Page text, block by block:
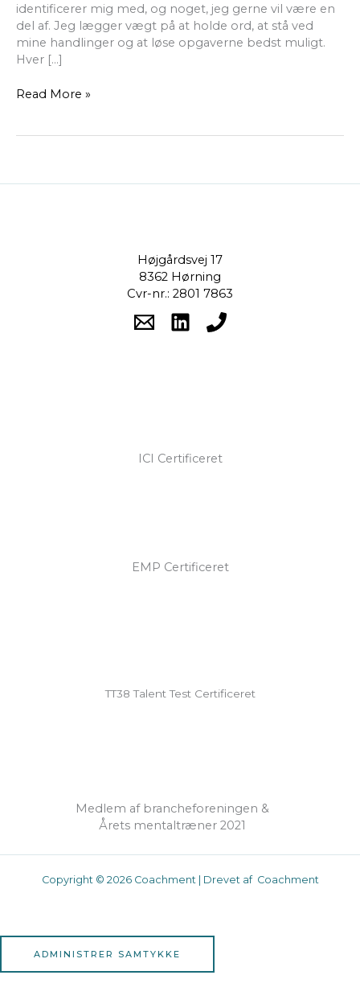
identificerer mig med, og noget, jeg gerne vil være en
del af. Jeg lægger vægt på at holde ord, at stå ved
mine handlinger og at løse opgaverne bedst muligt.
Hver […]
Read More »
Højgårdsvej 17
8362 Hørning
Cvr-nr.: 2801 7863
ICI Certificeret
EMP Certificeret
TT38 Talent Test Certificeret
Medlem af brancheforeningen &
Årets mentaltræner 2021
Copyright © 2026 Coachment | Drevet af Coachment
ADMINISTRER SAMTYKKE